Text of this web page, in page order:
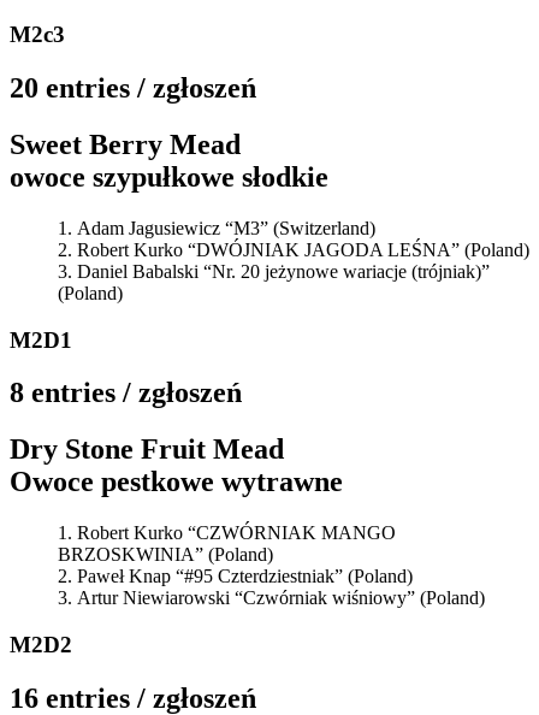
M2c3
20 entries / zgłoszeń
Sweet Berry Mead
owoce szypułkowe słodkie
Adam Jagusiewicz “M3” (Switzerland)
Robert Kurko “DWÓJNIAK JAGODA LEŚNA” (Poland)
Daniel Babalski “Nr. 20 jeżynowe wariacje (trójniak)”
(Poland)
M2D1
8 entries / zgłoszeń
Dry Stone Fruit Mead
Owoce pestkowe wytrawne
Robert Kurko “CZWÓRNIAK MANGO
BRZOSKWINIA” (Poland)
Paweł Knap “#95 Czterdziestniak” (Poland)
Artur Niewiarowski “Czwórniak wiśniowy” (Poland)
M2D2
16 entries / zgłoszeń